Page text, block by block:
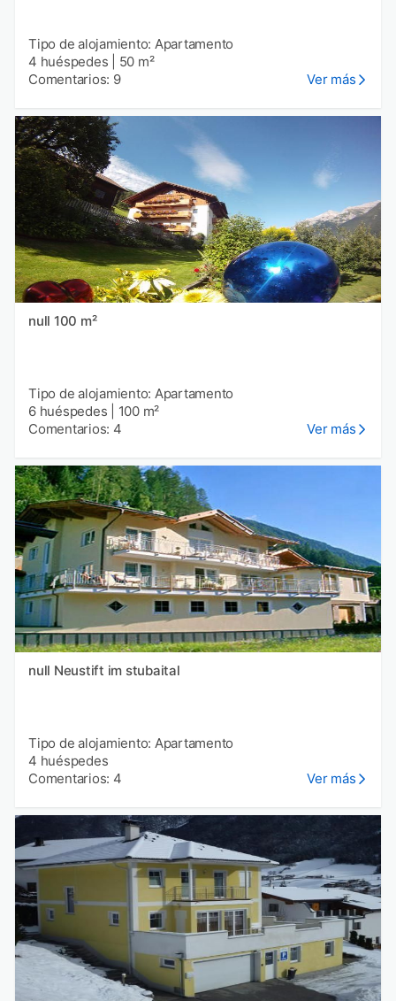
Tipo de alojamiento: Apartamento
4 huéspedes
50 m²
Comentarios: 9
Ver más
null 100 m²
Tipo de alojamiento: Apartamento
6 huéspedes
100 m²
Comentarios: 4
Ver más
null Neustift im stubaital
Tipo de alojamiento: Apartamento
4 huéspedes
Comentarios: 4
Ver más